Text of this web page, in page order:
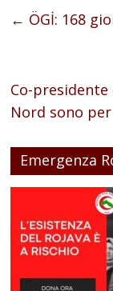
← ÖGİ: 168
Co-presidente
Nord sono
Emergenza